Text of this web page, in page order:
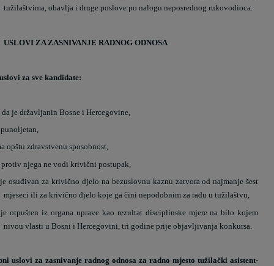
tužilaštvima, obavlja i druge poslove po nalogu neposrednog rukovodioca.
USLOVI ZA ZASNIVANJE RADNOG ODNOSA
za sve kandidate:
da je državljanin Bosne i Hercegovine,
opštu zdravstvenu sposobnost,
protiv njega ne vodi krivični postupak,
osuđivan za krivično djelo na bezuslovnu kaznu zatvora od najmanje šest
mjeseci ili za krivično djelo koje ga čini nepodobnim za radu u tužilaštvu,
otpušten iz organa uprave kao rezultat disciplinske mjere na bilo kojem
nivou vlasti u Bosni i Hercegovini, tri godine prije objavljivanja konkursa.
uslovi za zasnivanje radnog odnosa za radno mjesto tužilački asistent-